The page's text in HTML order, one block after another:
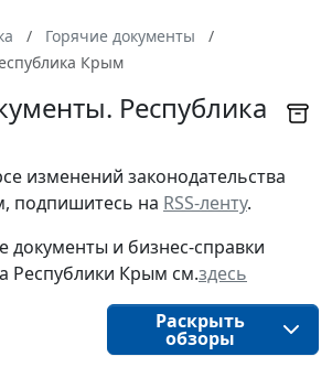
Горячие документы
Крым
Республика
изменений законодательства
подпишитесь на RSS-ленту.
документы и бизнес-справки
Республики Крым см.здесь
Раскрыть
обзоры